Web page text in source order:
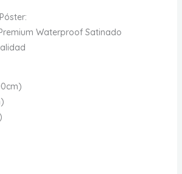
hasta
Waterproof Satinado